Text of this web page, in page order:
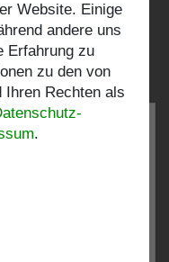
Website. Einige
andere uns
Erfahrung zu
zu den von
Ihren Rechten als
.